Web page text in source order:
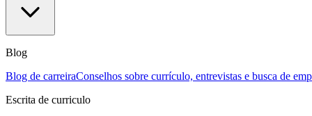
Blog
Blog de carreiraConselhos sobre currículo, entrevistas e busca de
Escrita de curriculo